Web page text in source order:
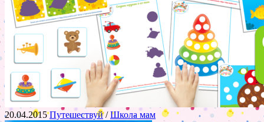
20.04.2015Путешествуй/Школа мам